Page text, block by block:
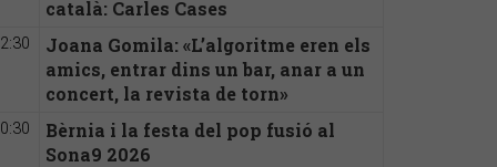
català: Carles Cases
Joana Gomila: «L’algoritme eren els
amics, entrar dins un bar, anar a un
concert, la revista de torn»
Bèrnia i la festa del pop fusió al
Sona9 2026